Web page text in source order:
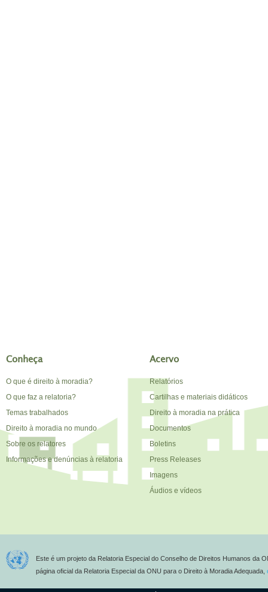
Conheça
O que é direito à moradia?
O que faz a relatoria?
Temas trabalhados
Direito à moradia no mundo
Sobre os relatores
Informações e denúncias à relatoria
Acervo
Relatórios
Cartilhas e materiais didáticos
Direito à moradia na prática
Documentos
Boletins
Press Releases
Imagens
Áudios e vídeos
Este é um projeto da Relatoria Especial do Conselho de Direitos Humanos da
página oficial da Relatoria Especial da ONU para o Direito à Moradia Adequada,